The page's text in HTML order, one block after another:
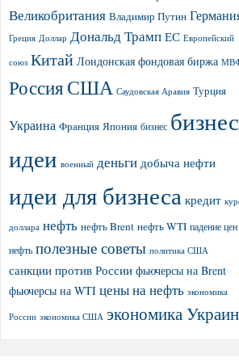
Великобритания Владимир Путин
Греция Доллар Дональд Трамп ЕС Европейский
союз Китай Лондонская фондовая биржа
РоссияСША Саудовская Аравия Турция
Украина Франция Япония бизнес бизнес
идеи военный деньги добыча нефти
идеи для бизнеса кредит
доллара нефть нефть Brent нефть WTI падение
нефть полезные советы политика США
санкции против России фьючерсы на Brent
фьючерсы на WTI цены на нефть экономика
России экономика США экономика